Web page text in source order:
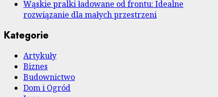
Wąskie pralki ładowane od frontu: Idealne
rozwiązanie dla małych przestrzeni
Kategorie
Artykuły
Biznes
Budownictwo
Dom i Ogród